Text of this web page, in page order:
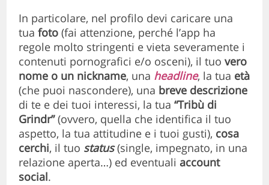
In particolare, nel profilo devi caricare una
tua foto (fai attenzione, perché l’app ha
regole molto stringenti e vieta severamente i
contenuti pornografici e/o osceni), il tuo vero
nome o un nickname, una headline, la tua età
(che puoi nascondere), una breve descrizione
di te e dei tuoi interessi, la tua“Tribù di
Grindr”(ovvero, quella che identifica il tuo
aspetto, la tua attitudine e i tuoi gusti), cosa
cerchi, il tuo status(single, impegnato, in una
relazione aperta…) ed eventuali account
social.